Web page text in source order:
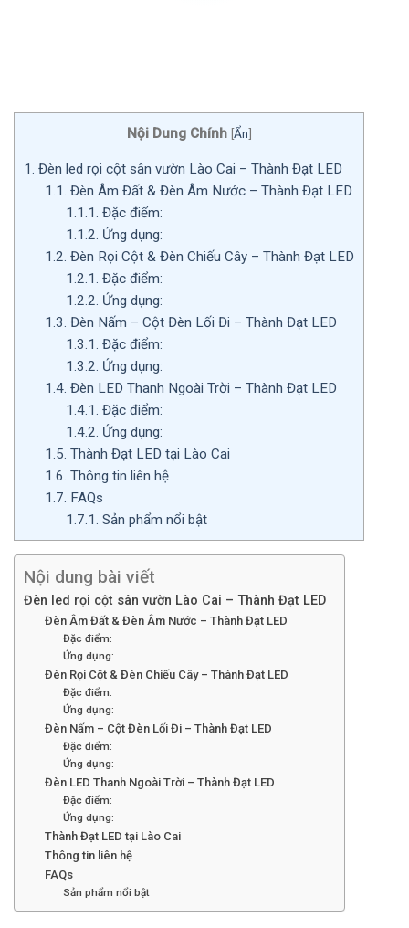
Nội Dung Chính [Ẩn]
1. Đèn led rọi cột sân vườn Lào Cai – Thành Đạt LED
1.1. Đèn Âm Đất & Đèn Âm Nước – Thành Đạt LED
1.1.1. Đặc điểm:
1.1.2. Ứng dụng:
1.2. Đèn Rọi Cột & Đèn Chiếu Cây – Thành Đạt LED
1.2.1. Đặc điểm:
1.2.2. Ứng dụng:
1.3. Đèn Nấm – Cột Đèn Lối Đi – Thành Đạt LED
1.3.1. Đặc điểm:
1.3.2. Ứng dụng:
1.4. Đèn LED Thanh Ngoài Trời – Thành Đạt LED
1.4.1. Đặc điểm:
1.4.2. Ứng dụng:
1.5. Thành Đạt LED tại Lào Cai
1.6. Thông tin liên hệ
1.7. FAQs
1.7.1. Sản phẩm nổi bật
Nội dung bài viết
Đèn led rọi cột sân vườn Lào Cai – Thành Đạt LED
Đèn Âm Đất & Đèn Âm Nước – Thành Đạt LED
Đặc điểm:
Ứng dụng:
Đèn Rọi Cột & Đèn Chiếu Cây – Thành Đạt LED
Đặc điểm:
Ứng dụng:
Đèn Nấm – Cột Đèn Lối Đi – Thành Đạt LED
Đặc điểm:
Ứng dụng:
Đèn LED Thanh Ngoài Trời – Thành Đạt LED
Đặc điểm:
Ứng dụng:
Thành Đạt LED tại Lào Cai
Thông tin liên hệ
FAQs
Sản phẩm nổi bật